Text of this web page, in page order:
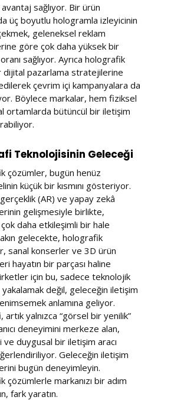
sağlıyor. Bir ürün
üç boyutlu hologramla izleyicinin
geleneksel reklam
göre çok daha yüksek bir
sağlıyor. Ayrıca holografik
pazarlama stratejilerine
çevrim içi kampanyalara da
Böylece markalar, hem fiziksel
ortamlarda bütüncül bir iletişim
Teknolojisinin Geleceği
çözümler, bugün henüz
küçük bir kısmını gösteriyor.
gerçeklik (AR) ve yapay zekâ
gelişmesiyle birlikte,
daha etkileşimli bir hale
gelecekte, holografik
sanal konserler ve 3D ürün
hayatın bir parçası haline
için bu, sadece teknolojik
değil, geleceğin iletişim
anlamına geliyor.
yalnızca “görsel bir yenilik”
deneyimini merkeze alan,
ve duygusal bir iletişim aracı
Geleceğin iletişim
bugün deneyimleyin.
çözümlerle markanızı bir adım
fark yaratın.